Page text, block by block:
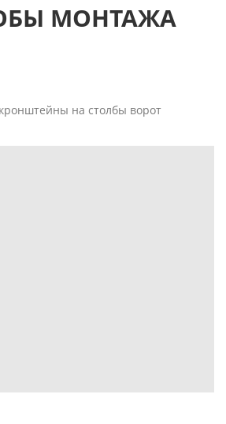
МОНТАЖА
на столбы ворот